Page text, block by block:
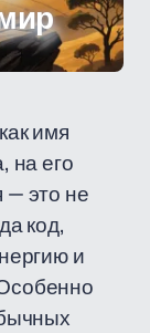
имя
на его
— это не
код,
и